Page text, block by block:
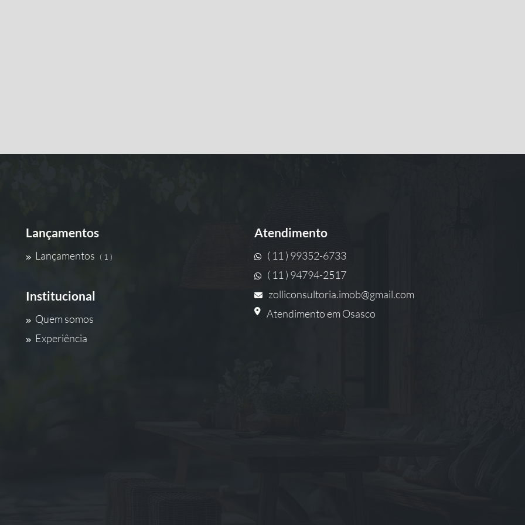
Lançamentos
Lançamentos ( 1 )
Institucional
Quem somos
Experiência
Atendimento
( 11 ) 99352-6733
( 11 ) 94794-2517
zolliconsultoria.imob@gmail.com
Atendimento em Osasco